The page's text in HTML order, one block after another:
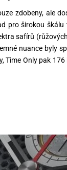
zdobeny, ale
pro širokou
safírů
nuance byly
Only pak